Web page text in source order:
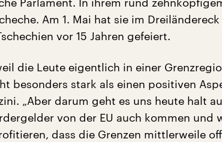
Am 1. Mai hat sie im
vor 15 Jahren gefeiert.
die Leute eigentlich in einer
besonders stark als einen positiven
„Aber darum geht es uns heute halt
von der EU auch kommen und
dass die Grenzen mittlerweile